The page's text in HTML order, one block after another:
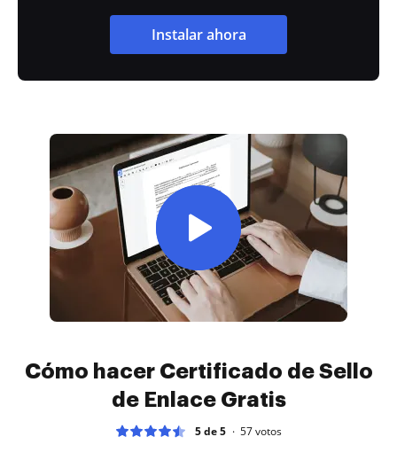
Instalar ahora
Cómo hacer Certificado de Sello
de Enlace Gratis
5 de 5 57votos